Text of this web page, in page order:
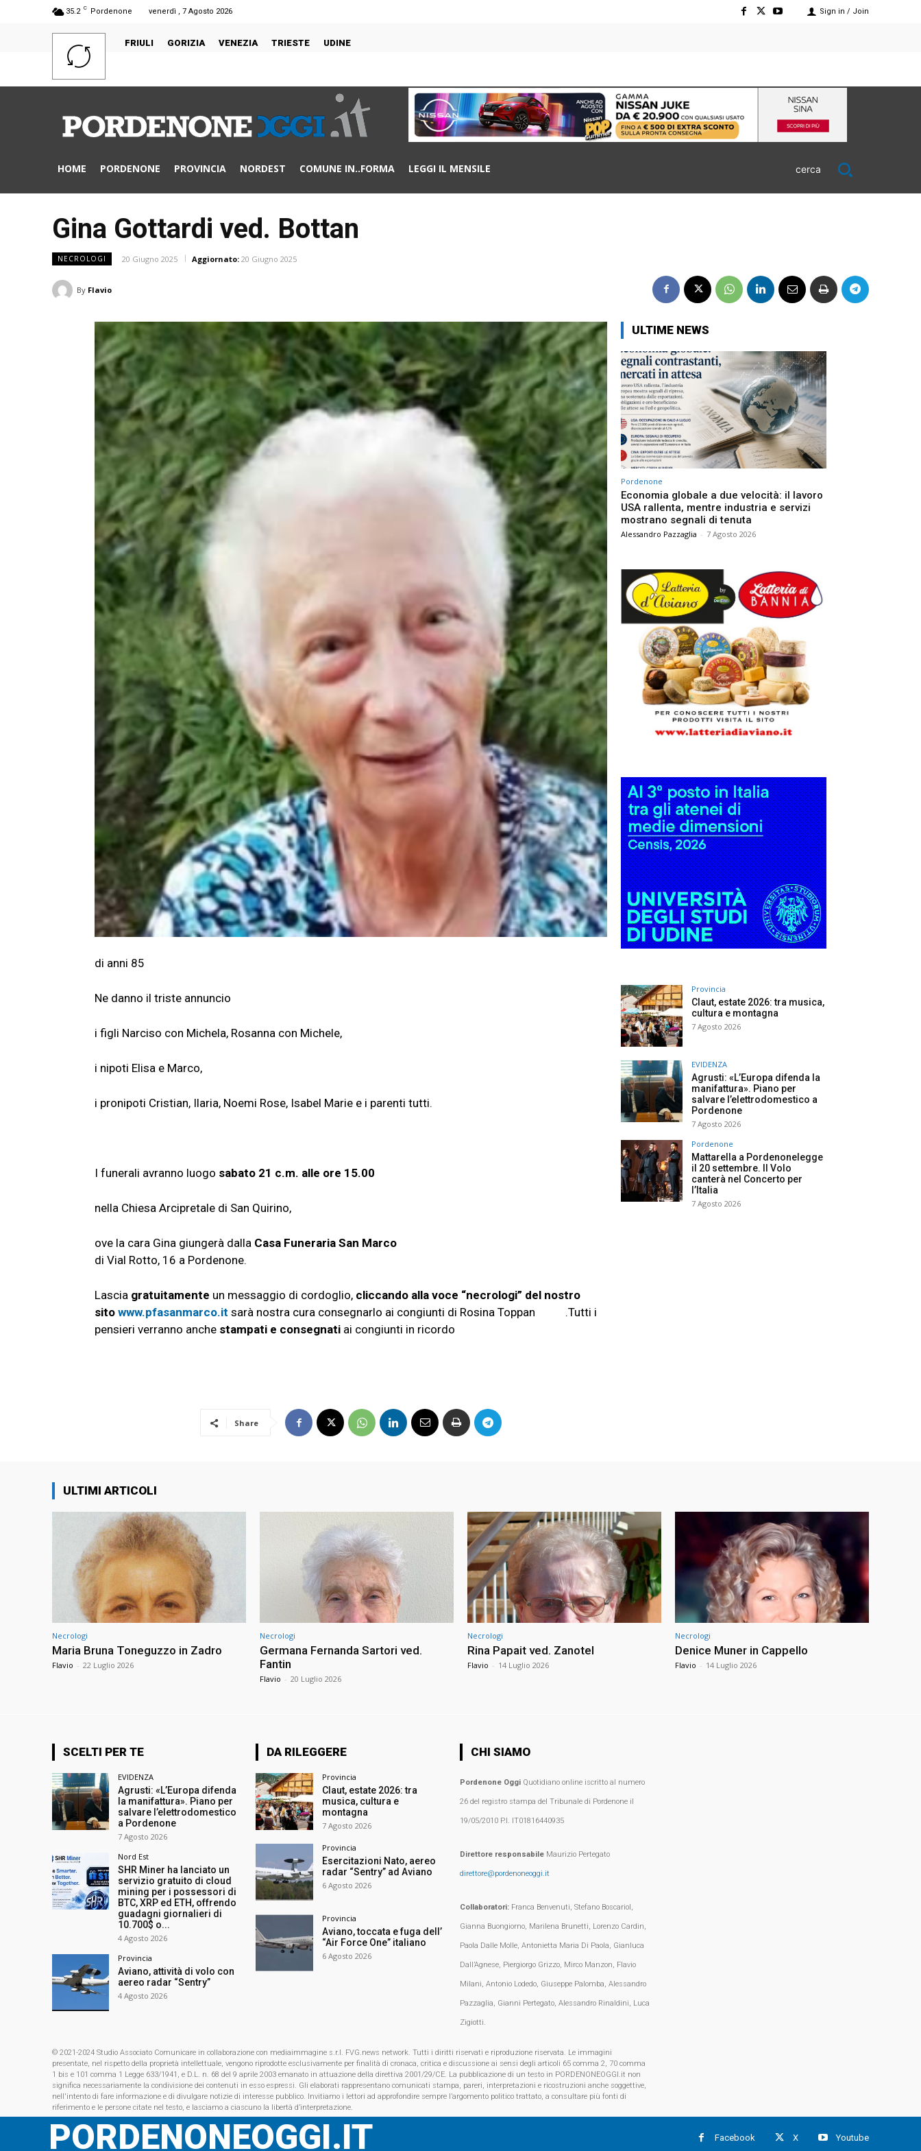
35.2 C Pordenone venerdì , 7 Agosto 2026 Sign in / Join
FRIULI GORIZIA VENEZIA TRIESTE UDINE
HOME PORDENONE PROVINCIA NORDEST COMUNE IN..FORMA LEGGI IL MENSILE cerca
Gina Gottardi ved. Bottan
NECROLOGI 20 Giugno 2025 Aggiornato: 20 Giugno 2025
By Flavio
di anni 85
Ne danno il triste annuncio
i figli Narciso con Michela, Rosanna con Michele,
i nipoti Elisa e Marco,
i pronipoti Cristian, Ilaria, Noemi Rose, Isabel Marie e i parenti tutti.
I funerali avranno luogo sabato 21 c.m. alle ore 15.00
nella Chiesa Arcipretale di San Quirino,
ove la cara Gina giungerà dalla Casa Funeraria San Marco
di Vial Rotto, 16 a Pordenone.
Lascia gratuitamente un messaggio di cordoglio, cliccando alla voce “necrologi” del nostro
sito www.pfasanmarco.it sarà nostra cura consegnarlo ai congiunti di Rosina Toppan .Tutti i
pensieri verranno anche stampati e consegnati ai congiunti in ricordo
Share
ULTIME NEWS
Pordenone
Economia globale a due velocità: il lavoro
USA rallenta, mentre industria e servizi
mostrano segnali di tenuta
Alessandro Pazzaglia - 7 Agosto 2026
Provincia
Claut, estate 2026: tra musica,
cultura e montagna
7 Agosto 2026
EVIDENZA
Agrusti: «L’Europa difenda la
manifattura». Piano per
salvare l’elettrodomestico a
Pordenone
7 Agosto 2026
Pordenone
Mattarella a Pordenonelegge
il 20 settembre. Il Volo
canterà nel Concerto per
l’Italia
7 Agosto 2026
ULTIMI ARTICOLI
Necrologi
Maria Bruna Toneguzzo in Zadro
Flavio - 22 Luglio 2026
Necrologi
Germana Fernanda Sartori ved.
Fantin
Flavio - 20 Luglio 2026
Necrologi
Rina Papait ved. Zanotel
Flavio - 14 Luglio 2026
Necrologi
Denice Muner in Cappello
Flavio - 14 Luglio 2026
SCELTI PER TE
EVIDENZA
Agrusti: «L’Europa difenda
la manifattura». Piano per
salvare l’elettrodomestico
a Pordenone
7 Agosto 2026
Nord Est
SHR Miner ha lanciato un
servizio gratuito di cloud
mining per i possessori di
BTC, XRP ed ETH, offrendo
guadagni giornalieri di
10.700$ o...
4 Agosto 2026
Provincia
Aviano, attività di volo con
aereo radar “Sentry”
4 Agosto 2026
DA RILEGGERE
Provincia
Claut, estate 2026: tra
musica, cultura e
montagna
7 Agosto 2026
Provincia
Esercitazioni Nato, aereo
radar “Sentry” ad Aviano
6 Agosto 2026
Provincia
Aviano, toccata e fuga dell’
“Air Force One” italiano
6 Agosto 2026
CHI SIAMO
Pordenone OggiQuotidiano online iscritto al numero
26 del registro stampa del Tribunale di Pordenone il
19/05/2010 P.I. IT01816440935
Direttore responsabileMaurizio Pertegato
direttore@pordenoneoggi.it
Collaboratori:Franca Benvenuti, Stefano Boscariol,
Gianna Buongiorno, Marilena Brunetti, Lorenzo Cardin,
Paola Dalle Molle, Antonietta Maria Di Paola, Gianluca
Dall’Agnese, Piergiorgo Grizzo, Mirco Manzon, Flavio
Milani, Antonio Lodedo, Giuseppe Palomba, Alessandro
Pazzaglia, Gianni Pertegato, Alessandro Rinaldini, Luca
Zigiotti.
© 2021-2024 Studio Associato Comunicare in collaborazione con mediaimmagine s.r.l. FVG.news network. Tutti i diritti riservati e riproduzione riservata. Le immagini
presentate, nel rispetto della proprietà intellettuale, vengono riprodotte esclusivamente per finalità di cronaca, critica e discussione ai sensi degli articoli 65 comma 2, 70 comma
1 bis e 101 comma 1 Legge 633/1941, e D.L. n. 68 del 9 aprile 2003 emanato in attuazione della direttiva 2001/29/CE. La pubblicazione di un testo in PORDENONEOGGI.it non
significa necessariamente la condivisione dei contenuti in esso espressi. Gli elaborati rappresentano comunicati stampa, pareri, interpretazioni e ricostruzioni anche soggettive,
nell'intento di fare informazione e di divulgare notizie di interesse pubblico. Invitiamo i lettori ad approfondire sempre l’argomento politico trattato, a consultare più fonti di
riferimento e le persone citate nel testo, e lasciamo a ciascuno la libertà d’interpretazione.
PORDENONEOGGI.IT Facebook X Youtube